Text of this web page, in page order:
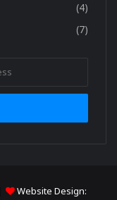
(4)
(7)
Website Design: